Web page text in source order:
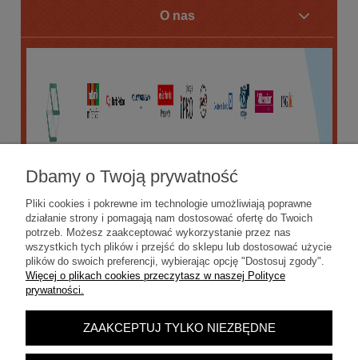
O nas
POKAŻ PEŁNĄ WERSJĘ STRONY
Sklep internetowy Shoper.pl
Dbamy o Twoją prywatność
Pliki cookies i pokrewne im technologie umożliwiają poprawne
działanie strony i pomagają nam dostosować ofertę do Twoich
potrzeb. Możesz zaakceptować wykorzystanie przez nas
wszystkich tych plików i przejść do sklepu lub dostosować użycie
plików do swoich preferencji, wybierając opcję "Dostosuj zgody".
Więcej o plikach cookies przeczytasz w naszej Polityce
prywatności.
ZAAKCEPTUJ TYLKO NIEZBĘDNE